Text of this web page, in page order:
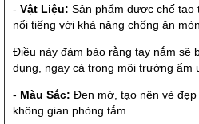
- Vật Liệu: Sản phẩm được chế tạo
nổi tiếng với khả năng chống ăn
Điều này đảm bảo rằng tay nắm sẽ
dụng, ngay cả trong môi trường ẩm
- Màu Sắc: Đen mờ, tạo nên vẻ
không gian phòng tắm.